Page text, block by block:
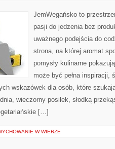
JemWegańsko to
pasji do jedzenia bez
uważnego podejścia do
strona, na której aromat
pomysły kulinarne
może być pełna inspiracji,
wskazówek dla osób, które
wieczorny posiłek, słodką
[…]
W WIERZE